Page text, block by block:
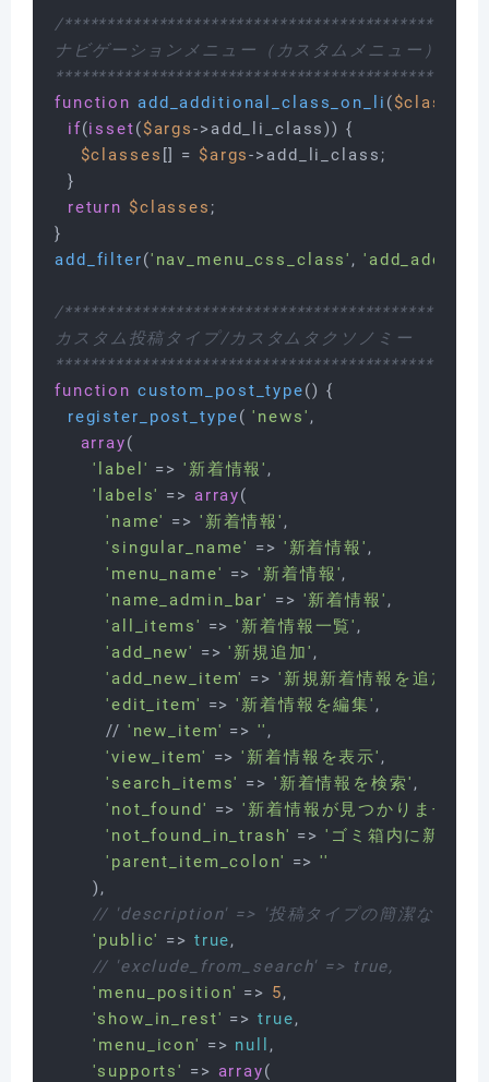
/
ナビゲーションメニュー（カスタムメニュー）の
function add_additional_class_on_li ($classes
if(isset($args->add_li_class)) {
$classes [] = $args->add_li_class;
  }
return $classes ;
add_filter('nav_menu_css_class' ,
/
カスタム投稿タイプ/カスタムタクソノミー
function custom_post_type() {
register_post_type( 'news' ,
array(
'label' => '新着情報' ,
'labels' => array(
'name' => '新着情報' ,
'singular_name' => '新着情報' ,
'menu_name' => '新着情報',
'name_admin_bar' => '新着情報' ,
'all_items' => '新着情報一覧' ,
'add_new' => '新規追加' ,
'add_new_item' => '新規新着情報を追加'
'edit_item' => '新着情報を編集' ,
        //
'new_item' => '' ,
'view_item' => '新着情報を表示' ,
'search_items' => '新着情報を検索' ,
'not_found' => '新着情報が見つかりません
'not_found_in_trash' => 'ゴミ箱内に新着情
'parent_item_colon' => ''
      ),
// 'description' => '投稿タイプの簡潔な説明',
'public' => true,
// 'exclude_from_search' => true,
'menu_position' => 5,
'show_in_rest' => true,
'menu_icon' => null ,
'supports' => array(